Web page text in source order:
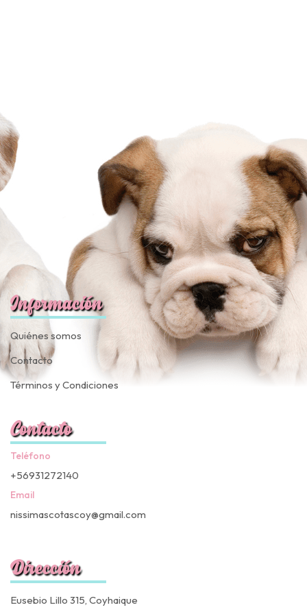
Información
Quiénes somos
Contacto
Términos y Condiciones
Contacto
Teléfono
+56931272140
Email
nissimascotascoy@gmail.com
Dirección
Eusebio Lillo 315, Coyhaique